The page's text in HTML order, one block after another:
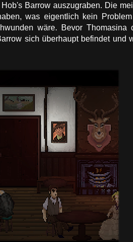
Barrow auszugraben. Die
was eigentlich kein
wäre. Bevor Thomasina
sich überhaupt befindet und